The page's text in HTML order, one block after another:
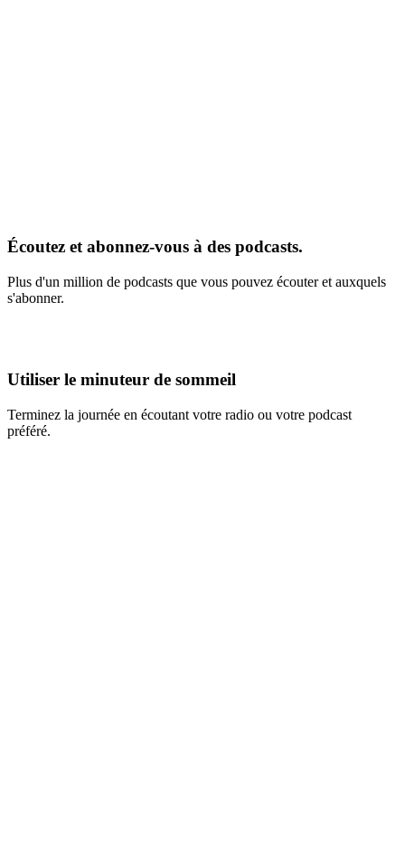
Écoutez et abonnez-vous à des podcasts.
Plus d'un million de podcasts que vous pouvez écouter et auxquels
s'abonner.
Utiliser le minuteur de sommeil
Terminez la journée en écoutant votre radio ou votre podcast
préféré.